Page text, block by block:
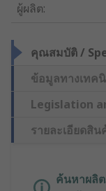
ผู้ผลิต:
คุณสมบัติ /
ข้อมูลทางเทค
Legislation
รายละเอียดสิ
ค้นหาผลิ